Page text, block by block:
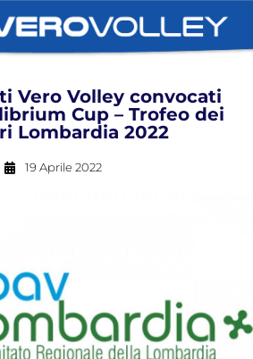
Vero Volley convocati
Cup – Trofeo dei
Lombardia 2022
19 Aprile 2022